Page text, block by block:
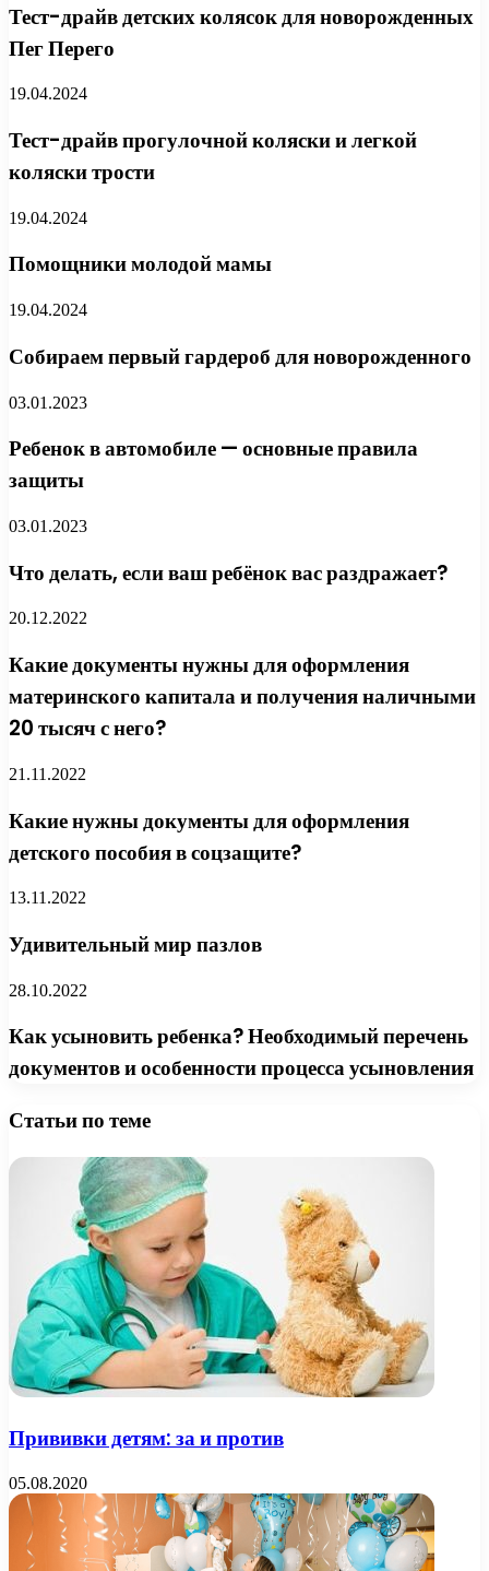
Тест-драйв детских колясок для новорожденных
Пег Перего
19.04.2024
Тест-драйв прогулочной коляски и легкой
коляски трости
19.04.2024
Помощники молодой мамы
19.04.2024
Собираем первый гардероб для новорожденного
03.01.2023
Ребенок в автомобиле — основные правила
защиты
03.01.2023
Что делать, если ваш ребёнок вас раздражает?
20.12.2022
Какие документы нужны для оформления
материнского капитала и получения наличными
20 тысяч с него?
21.11.2022
Какие нужны документы для оформления
детского пособия в соцзащите?
13.11.2022
Удивительный мир пазлов
28.10.2022
Как усыновить ребенка? Необходимый перечень
документов и особенности процесса усыновления
Статьи по теме
Прививки детям: за и против
05.08.2020